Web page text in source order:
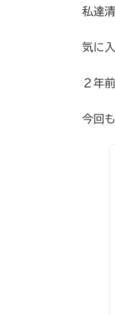
私達
気に
２年
今回